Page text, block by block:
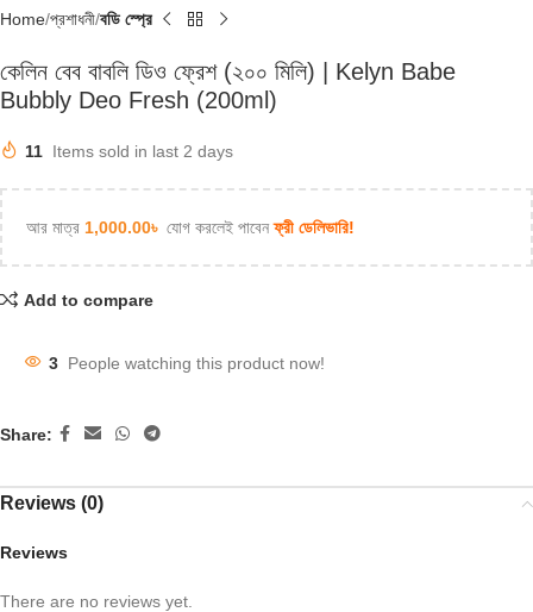
Home প্রশাধনী বডি স্প্রে
কেলিন বেব বাবলি ডিও ফ্রেশ (২০০ মিলি) | Kelyn Babe
Bubbly Deo Fresh (200ml)
11 Items sold in last 2 days
আর মাত্র 1,000.00৳ যোগ করলেই পাবেনফ্রী ডেলিভারি!
Add to compare
3 People watching this product now!
Share:
Reviews (0)
Reviews
There are no reviews yet.